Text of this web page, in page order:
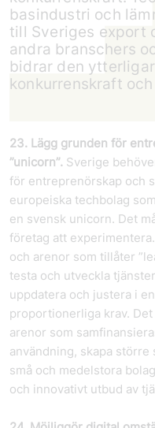
basindustri och
till Sveriges export
andra branschers
bidrar den
konkurrenskraft
23. Lägg grunden för
”unicorn”. Sverige
för entreprenörskap och
europeiska techbolag
en svensk unicorn. Det
företag att
och arenor som tillåter
testa och utveckla
uppdatera och justera i
proportionerliga krav.
arenor som
användning, skapa
små och medelstora
och innovativt utbud av